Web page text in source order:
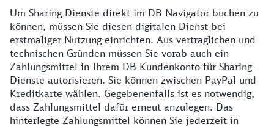
Um Sharing-Dienste direkt im DB Navigator buchen zu
können, müssen Sie diesen digitalen Dienst bei
erstmaliger Nutzung einrichten. Aus vertraglichen und
technischen Gründen müssen Sie vorab auch ein
Zahlungsmittel in Ihrem DB Kundenkonto für Sharing-
Dienste autorisieren. Sie können zwischen PayPal und
Kreditkarte wählen. Gegebenenfalls ist es notwendig,
dass Zahlungsmittel dafür erneut anzulegen. Das
hinterlegte Zahlungsmittel können Sie jederzeit in